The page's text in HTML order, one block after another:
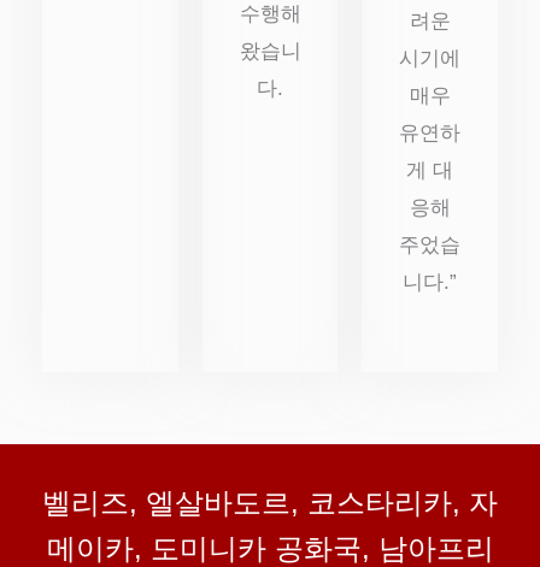
수행해
왔습니
다.
려운
시기에
매우
유연하
게 대
응해
주었습
니다.”
벨리즈, 엘살바도르, 코스타리카, 자
메이카, 도미니카 공화국, 남아프리